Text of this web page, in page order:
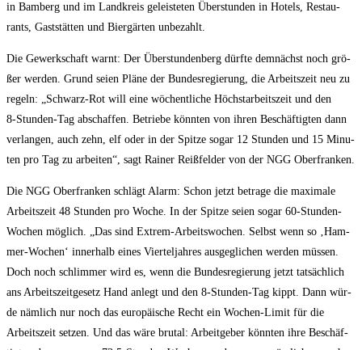
in Bam­berg und im Land­kreis geleis­te­ten Über­stun­den in Hotels, Restau­
rants, Gast­stät­ten und Bier­gär­ten unbezahlt.
Die Gewerk­schaft warnt: Der Über­stun­den­berg dürf­te dem­nächst noch grö­
ßer wer­den. Grund sei­en Plä­ne der Bun­des­re­gie­rung, die Arbeits­zeit neu zu
regeln: „Schwarz-Rot will eine wöchent­li­che Höchst­ar­beits­zeit und den
8‑Stun­den-Tag abschaf­fen. Betrie­be könn­ten von ihren Beschäf­tig­ten dann
ver­lan­gen, auch zehn, elf oder in der Spit­ze sogar 12 Stun­den und 15 Minu­
ten pro Tag zu arbei­ten“, sagt Rai­ner Reiß­fel­der von der NGG Oberfranken.
Die NGG Ober­fran­ken schlägt Alarm: Schon jetzt betra­ge die maxi­ma­le
Arbeits­zeit 48 Stun­den pro Woche. In der Spit­ze sei­en sogar 60-Stun­den-
Wochen mög­lich. „Das sind Extrem-Arbeits­wo­chen. Selbst wenn so ‚Ham­
mer-Wochen‘ inner­halb eines Vier­tel­jah­res aus­ge­gli­chen wer­den müs­sen.
Doch noch schlim­mer wird es, wenn die Bun­des­re­gie­rung jetzt tat­säch­lich
ans Arbeits­zeit­ge­setz Hand anlegt und den 8‑Stun­den-Tag kippt. Dann wür­
de näm­lich nur noch das euro­päi­sche Recht ein Wochen-Limit für die
Arbeits­zeit set­zen. Und das wäre bru­tal: Arbeit­ge­ber könn­ten ihre Beschäf­